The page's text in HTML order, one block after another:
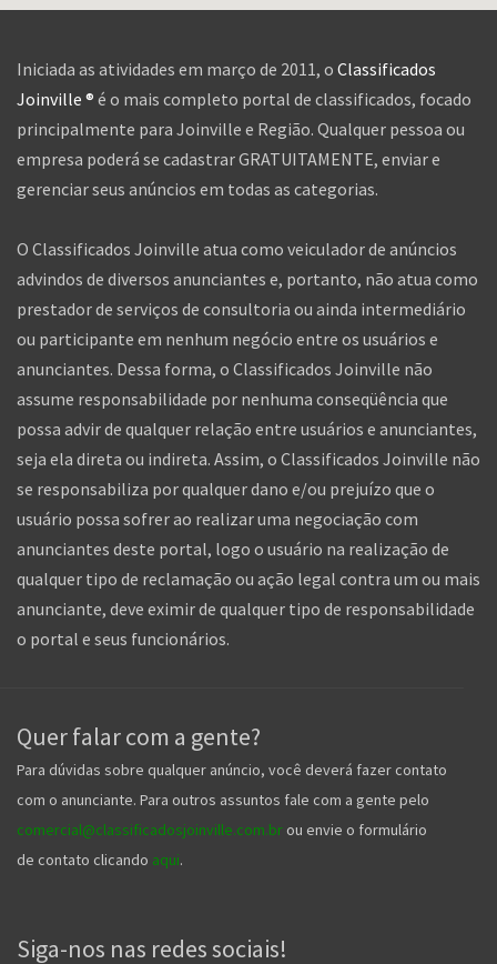
Iniciada as atividades em março de 2011, o Classificados
Joinville ® é o mais completo portal de classificados, focado
principalmente para Joinville e Região. Qualquer pessoa ou
empresa poderá se cadastrar GRATUITAMENTE, enviar e
gerenciar seus anúncios em todas as categorias.
O Classificados Joinville atua como veiculador de anúncios
advindos de diversos anunciantes e, portanto, não atua como
prestador de serviços de consultoria ou ainda intermediário
ou participante em nenhum negócio entre os usuários e
anunciantes. Dessa forma, o Classificados Joinville não
assume responsabilidade por nenhuma conseqüência que
possa advir de qualquer relação entre usuários e anunciantes,
seja ela direta ou indireta. Assim, o Classificados Joinville não
se responsabiliza por qualquer dano e/ou prejuízo que o
usuário possa sofrer ao realizar uma negociação com
anunciantes deste portal, logo o usuário na realização de
qualquer tipo de reclamação ou ação legal contra um ou mais
anunciante, deve eximir de qualquer tipo de responsabilidade
o portal e seus funcionários.
Quer falar com a gente?
Para dúvidas sobre qualquer anúncio, você deverá fazer contato
com o anunciante. Para outros assuntos fale com a gente pelo
comercial@classificadosjoinville.com.br ou envie o formulário
de contato clicando aqui.
Siga-nos nas redes sociais!